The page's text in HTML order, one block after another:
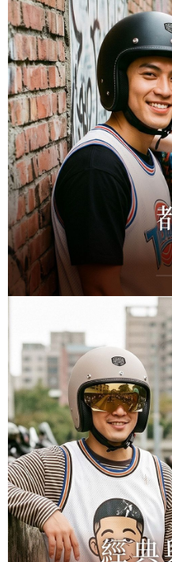
請求用戶進行身份認證。
５．嚴禁一人註冊多個帳號或使用
恩沛科技股份有限公司將有權停止